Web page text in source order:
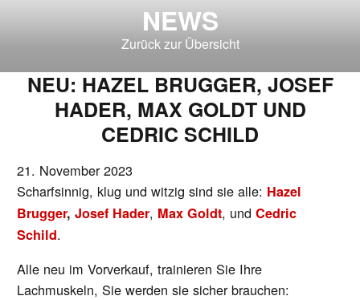
NEWS
Zurück zur Übersicht
NEU: HAZEL BRUGGER, JOSEF
HADER, MAX GOLDT UND
CEDRIC SCHILD
21. November 2023
Scharfsinnig, klug und witzig sind sie alle: Hazel
Brugger,Josef Hader, Max Goldt, undCedric
Schild.
Alle neu im Vorverkauf, trainieren Sie Ihre
Lachmuskeln, Sie werden sie sicher brauchen: